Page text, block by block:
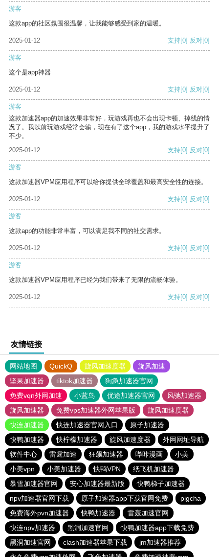
游客
这款app的社区氛围很温馨，让我能够感受到家的温暖。
2025-01-12 支持[0] 反对[0]
游客
这个是app神器
2025-01-12 支持[0] 反对[0]
游客
这款加速器app的加速效果非常好，玩游戏再也不会出现卡顿、掉线的情
况了。我以前玩游戏经常会输，现在有了这个app，我的游戏水平提升了
不少。
2025-01-12
支持[0] 反对[0]
游客
这款加速器VPM应用程序可以给你提供全球覆盖和最高安全性的连接。
2025-01-12 支持[0] 反对[0]
游客
这款app的功能非常丰富，可以满足我不同的社交需求。
2025-01-12 支持[0] 反对[0]
游客
这款加速器VPM应用程序已经为我们带来了无限的流畅体验。
2025-01-12 支持[0] 反对[0]
友情链接
网站地图 QuickQ 旋风加速度器
旋风加速
坚果加速器
tiktok加速器
狗急加速器官网
免费vqn外网加速
小蓝鸟 优途加速器官网
风驰加速器
旋风加速器
免费vps加速器外网苹果版
旋风加速度器
快连加速器
快连加速器官网入口
原子加速器
快鸭加速器
快柠檬加速器 旋风加速度器
外网网址导航
软件中心
雷霆加速 狂飙加速器 哔咔漫画
小美
小美vpn
小美加速器 快鸭VPN
纸飞机加速器
暴雪加速器官网
安心加速器最新版
快鸭梯子加速器
npv加速器官网下载
原子加速器app下载官网免费
pigcha
免费海外pvn加速器
快鸭加速器
雷轰加速官网
快连npv加速器
黑洞加速官网
快鸭加速器app下载免费
黑洞加速官网
clash加速器苹果下载
jm加速器推荐